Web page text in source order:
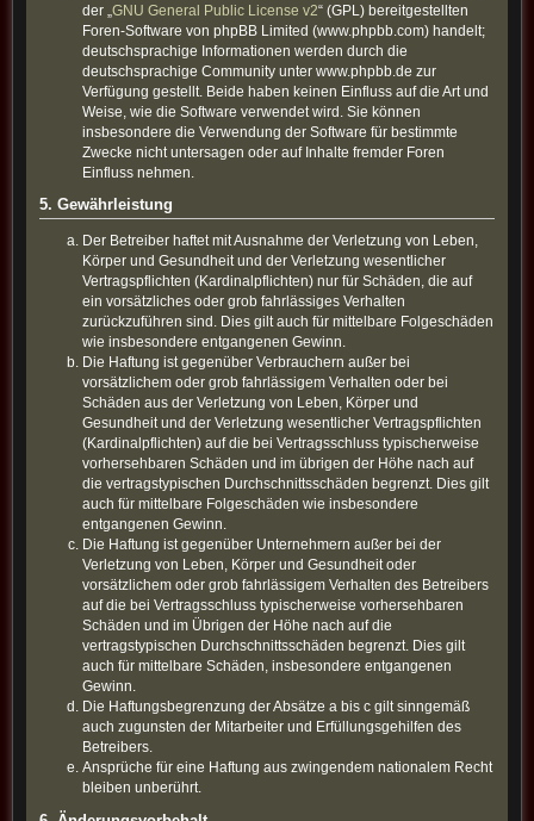
der „ GNU General Public License v2“ (GPL) bereitgestellten
Foren-Software von phpBB Limited (www.phpbb.com) handelt;
deutschsprachige Informationen werden durch die
deutschsprachige Community unter www.phpbb.de zur
Verfügung gestellt. Beide haben keinen Einfluss auf die Art und
Weise, wie die Software verwendet wird. Sie können
insbesondere die Verwendung der Software für bestimmte
Zwecke nicht untersagen oder auf Inhalte fremder Foren
Einfluss nehmen.
5. Gewährleistung
Der Betreiber haftet mit Ausnahme der Verletzung von Leben,
Körper und Gesundheit und der Verletzung wesentlicher
Vertragspflichten (Kardinalpflichten) nur für Schäden, die auf
ein vorsätzliches oder grob fahrlässiges Verhalten
zurückzuführen sind. Dies gilt auch für mittelbare Folgeschäden
wie insbesondere entgangenen Gewinn.
Die Haftung ist gegenüber Verbrauchern außer bei
vorsätzlichem oder grob fahrlässigem Verhalten oder bei
Schäden aus der Verletzung von Leben, Körper und
Gesundheit und der Verletzung wesentlicher Vertragspflichten
(Kardinalpflichten) auf die bei Vertragsschluss typischerweise
vorhersehbaren Schäden und im übrigen der Höhe nach auf
die vertragstypischen Durchschnittsschäden begrenzt. Dies gilt
auch für mittelbare Folgeschäden wie insbesondere
entgangenen Gewinn.
Die Haftung ist gegenüber Unternehmern außer bei der
Verletzung von Leben, Körper und Gesundheit oder
vorsätzlichem oder grob fahrlässigem Verhalten des Betreibers
auf die bei Vertragsschluss typischerweise vorhersehbaren
Schäden und im Übrigen der Höhe nach auf die
vertragstypischen Durchschnittsschäden begrenzt. Dies gilt
auch für mittelbare Schäden, insbesondere entgangenen
Gewinn.
Die Haftungsbegrenzung der Absätze a bis c gilt sinngemäß
auch zugunsten der Mitarbeiter und Erfüllungsgehilfen des
Betreibers.
Ansprüche für eine Haftung aus zwingendem nationalem Recht
bleiben unberührt.